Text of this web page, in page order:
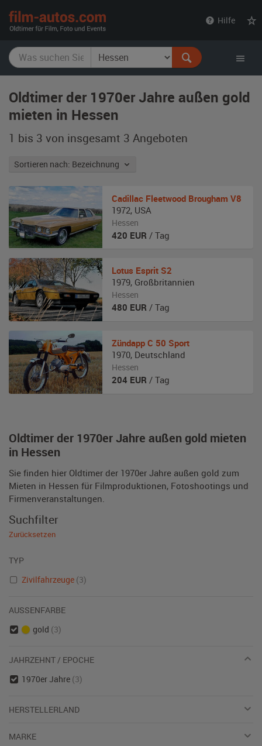
Hilfe
Oldtimer der 1970er Jahre außen gold
mieten in Hessen
1 bis 3 von insgesamt 3 Angeboten
Sortieren nach: Bezeichnung
Oldtimer der 1970er Jahre außen gold mieten
in Hessen
Sie finden hier Oldtimer der 1970er Jahre außen gold zum
Mieten in Hessen für Filmproduktionen, Fotoshootings und
Firmenveranstaltungen.
Cadillac Fleetwood Brougham V8
1972, USA
Hessen
420 EUR / Tag
Lotus Esprit S2
1979, Großbritannien
Hessen
480 EUR / Tag
Zündapp C 50 Sport
1970, Deutschland
Hessen
204 EUR / Tag
Suchfilter
Zurücksetzen
TYP
Zivilfahrzeuge (3)
AUSSENFARBE
gold (3)
JAHRZEHNT / EPOCHE
1970er Jahre (3)
HERSTELLERLAND
MARKE